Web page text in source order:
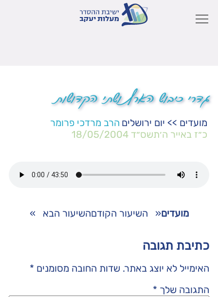
גדרי כיבוש הארץ ושתי הקדושות
מועדים >> יום ירושלים הרב מרדכי פרומר
כ״ז באייר ה׳תשס״ד 18/05/2004
מועדים« השיעור הקודםהשיעור הבא »
כתיבת תגובה
האימייל לא יוצג באתר. שדות החובה מסומנים *
התגובה שלך *